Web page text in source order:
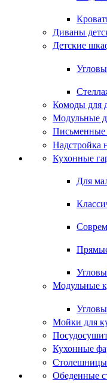
Диваны
Детские
Комоды для
Модульные
Письменные
Надстройка
Кухонные
Для
Модульные
Мойки для
Кухонные
Столешницы
Обеденные